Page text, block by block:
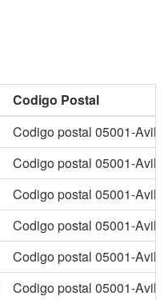
Codigo Postal
Codigo postal 05001-Avila
Codigo postal 05001-Avila
Codigo postal 05001-Avila
Codigo postal 05001-Avila
Codigo postal 05001-Avila
Codigo postal 05001-Avila